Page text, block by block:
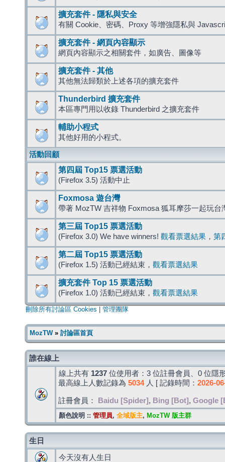
擴充套件 - 隱私與安全
有關 Cookie、密碼、Proxy 等增強隱私與
擴充套件 - 網頁內容顯示
網頁內容顯示之相關套件，如廣告、圖像等
擴充套件 - 其他
其他無法歸類於上述各項的擴充套件
Thunderbird 擴充套件
本區專門用以收錄 Thunderbird 之擴充套件
輔助小程式
其他好用的小程式。
活動回顧
第四屆 Top15 票選活動
(Firefox 3.5) 活動中止
Foxmosa 遊台灣
帶著 MozTW 吉祥物 Foxmosa 狐耳摩莎一起玩台
第三屆 Top15 票選活動
(Firefox 3.0) We have winners! 觀看票選結果 ， 第
第二屆 Top15 票選活動
(Firefox 1.5) 活動已經結束， 觀看票選結果
擴充套件 Top 15 票選活動
(Firefox 1.0) 活動已經結束， 觀看票選結果
刪除所有討論區 Cookies 管理團隊
MozTW» 討論區首頁
誰在線上
線上共有 1237 位使用者：3 位註冊會員、0 位隱
最高線上人數記錄為 5034人 [ 記錄時間： 2026-
註冊會員： Baidu [Spider] , Bing [Bot] , Google
顏色說明 :: 管理員, 全域版主, MozTW 版主群
生日
今天沒有人生日